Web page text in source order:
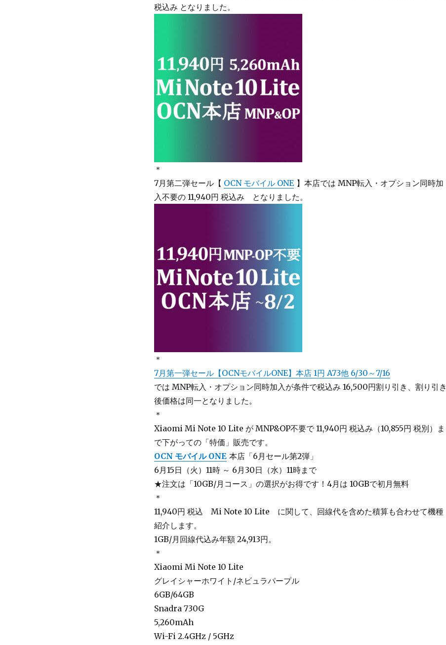
税込み となりました。
＊
7月第二弾セール【 OCN モバイル ONE 】本店では MNP転入・オプション同時加
入不要の 11,940円 税込み となりました。
＊
7月第一弾セール【OCNモバイルONE】本店 1円 A73他 6/30～7/16
では MNP転入・オプション同時加入が条件で税込み 16,500円割り引き、割り引き
後価格は同一となりました。
＊
Xiaomi Mi Note 10 Lite が MNP&OP不要で 11,940円 税込み（10,855円 税別）ま
で下がっての「特価」販売です。
OCN モバイル ONE 本店「6月セール第2弾」
6月15日（火）11時 ～ 6月30日（水）11時まで
★注文は「10GB/月コース」の選択がお得です！4月は 10GBで初月無料
＊
11,940円 税込 Mi Note 10 Lite に関して、回線代を含めた積算も合わせて機種
紹介します。
1GB/月回線代込み年額 24,913円。
＊
Xiaomi Mi Note 10 Lite
グレイシャーホワイト/ネビュラパープル
6GB/64GB
Snadra 730G
5,260mAh
Wi-Fi 2.4GHz / 5GHz